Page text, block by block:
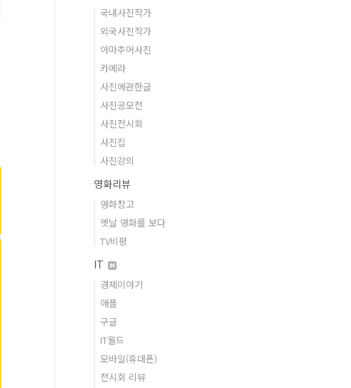
국내사진작가
외국사진작가
아마추어사진
카메라
사진에관한글
사진공모전
사진전시회
사진집
사진강의
영화리뷰
영화창고
옛날 영화를 보다
TV비평
IT
경제이야기
애플
구글
IT월드
모바일(휴대폰)
전시회 리뷰